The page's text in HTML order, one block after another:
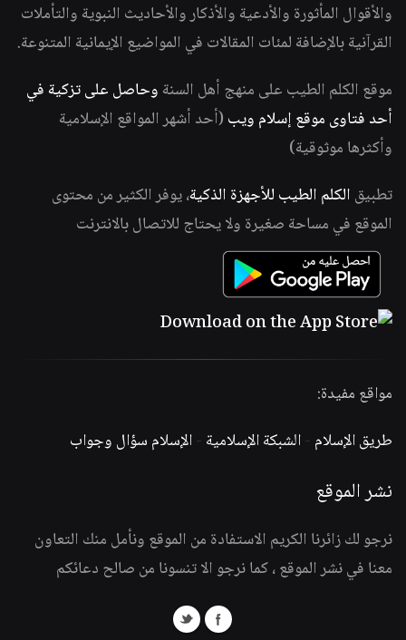
والأقوال المأثورة والأدعية والأذكار والأحاديث النبوية والتأملات
القرآنية بالإضافة لمئات المقالات في المواضيع الإيمانية المتنوعة.
موقع الكلم الطيب على منهج أهل السنة وحاصل على تزكية في
أحد فتاوى موقع إسلام ويب (أحد أشهر المواقع الإسلامية
وأكثرها موثوقية)
تطبيق الكلم الطيب للأجهزة الذكية، يوفر الكثير من محتوى
الموقع في مساحة صغيرة ولا يحتاج للاتصال بالانترنت
مواقع مفيدة:
طريق الإسلام -الشبكة الإسلامية -الإسلام سؤال وجواب
نشر الموقع
نرجو لك زائرنا الكريم الاستفادة من الموقع ونأمل منك التعاون
معنا في نشر الموقع ، كما نرجو الا تنسونا من صالح دعائكم